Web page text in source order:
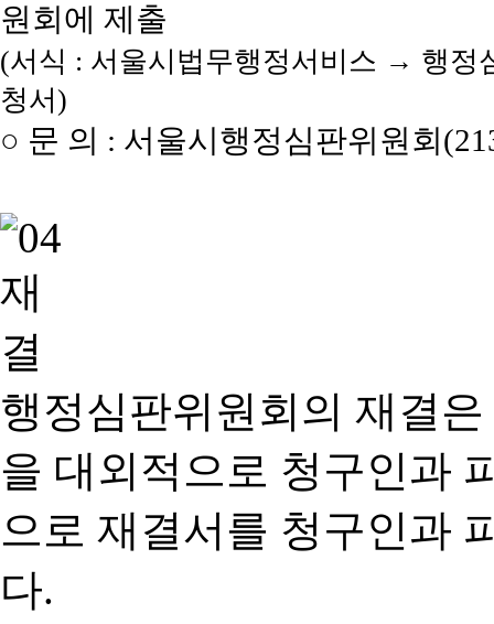
원회에 제출
(서식 : 서울시법무행정서비스 → 행
청서)
○ 문 의 : 서울시행정심판위원회
행정심판위원회의 재결
을 대외적으로 청구인과
으로 재결서를 청구인과
다.